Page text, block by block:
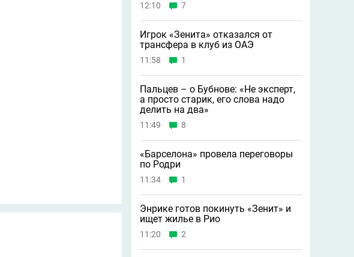
12:10 7
Игрок «Зенита» отказался от
трансфера в клуб из ОАЭ
11:58 1
Пальцев – о Бубнове: «Не эксперт,
а просто старик, его слова надо
делить на два»
11:49 8
«Барселона» провела переговоры
по Родри
11:34 1
Энрике готов покинуть «Зенит» и
ищет жилье в Рио
11:20 2